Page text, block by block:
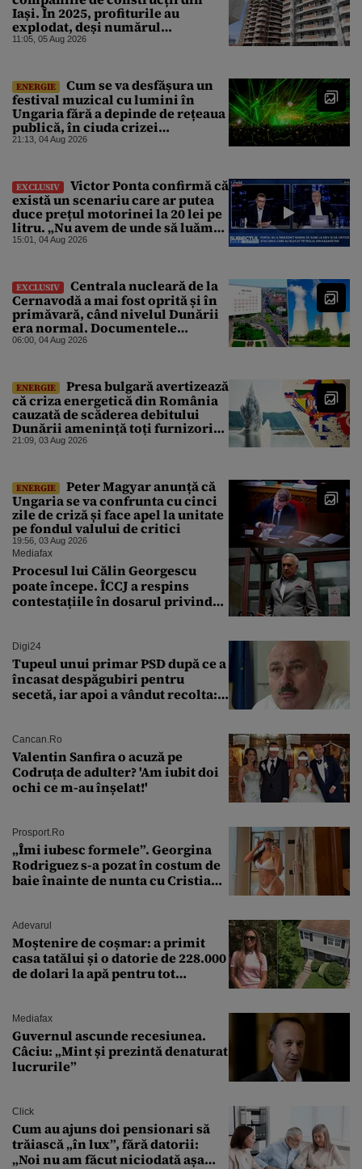
Iași. În 2025, profiturile au
explodat, deși numărul
angajaților a scăzut
11:05, 05 Aug 2026
ENERGIE
Cum se va desfășura un
festival muzical cu lumini în
Ungaria fără a depinde de rețeaua
publică, în ciuda crizei
energetice
21:13, 04 Aug 2026
EXCLUSIV
Victor Ponta confirmă că
există un scenariu care ar putea
duce prețul motorinei la 20 lei pe
litru. „Nu avem de unde să luăm
petrol”
15:01, 04 Aug 2026
EXCLUSIV
Centrala nucleară de la
Cernavodă a mai fost oprită și în
primăvară, când nivelul Dunării
era normal. Documentele
descoperite de Gândul arată că
06:00, 04 Aug 2026
ENERGIE
Presa bulgară avertizează
că criza energetică din România
cauzată de scăderea debitului
Dunării amenință toți furnizorii
balcanici de electricitate
21:09, 03 Aug 2026
ENERGIE
Peter Magyar anunță că
Ungaria se va confrunta cu cinci
zile de criză și face apel la unitate
pe fondul valului de critici
19:56, 03 Aug 2026
Mediafax
Procesul lui Călin Georgescu
poate începe. ÎCCJ a respins
contestațiile în dosarul privind
Digi24
Tupeul unui primar PSD după ce a
încasat despăgubiri pentru
secetă, iar apoi a vândut recolta:
Cancan.ro
Valentin Sanfira o acuză pe
Codruța de adulter? 'Am iubit doi
ochi ce m-au înșelat!'
Prosport.ro
„Îmi iubesc formele”. Georgina
Rodriguez s-a pozat în costum de
baie înainte de nunta cu Cristiano
Adevarul
Moștenire de coșmar: a primit
casa tatălui și o datorie de 228.000
de dolari la apă pentru tot
Mediafax
Guvernul ascunde recesiunea.
Câciu: „Mint și prezintă denaturat
lucrurile”
Click
Cum au ajuns doi pensionari să
trăiască „în lux”, fără datorii:
„Noi nu am făcut niciodată așa